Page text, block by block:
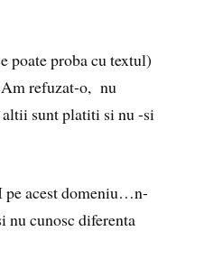
poate proba cu textul)
Am refuzat-o, nu
altii sunt platiti si nu -si
acest domeniu…n-
nu cunosc diferenta